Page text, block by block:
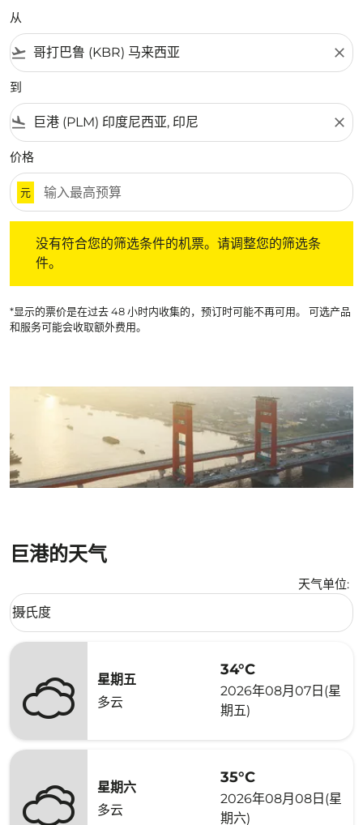
从
flight_takeoff close
到
flight_land close
价格
元
没有符合您的筛选条件的机票。请调整您的筛选条
件。
*显示的票价是在过去 48 小时内收集的，预订时可能不再可用。 可选产品
和服务可能会收取额外费用。
巨港的天气
天气单位:
Weather unit option 摄氏度 Selected
摄氏度
keyboard_arrow_down
星期五
多云
34°C
2026年08月07日(星
期五)
星期六
多云
35°C
2026年08月08日(星
期六)